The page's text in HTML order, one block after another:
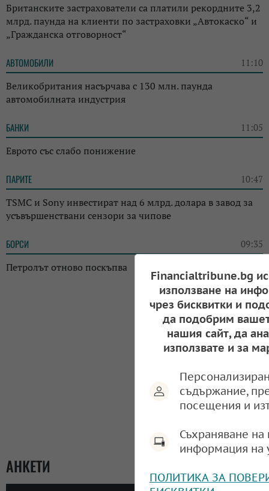
Британските застрахователи са платили рекордните 3,2
млрд. паунда на клиенти по застраховки „Автокаско“ и
„Гражданска отговорност“
АВТОМОБИЛИ 11:10
Великобритания насърчава с 130 млн. паунда
автомобилната индустрия
БАНКИ 11:05
Еврото със слабо понижение
ПАРИТЕ 10:47
TSMC и Sony инвестират над 6 млрд. долара в завод за
усъвършенствани сензори за чипове
БОРСИ 09:35
Петролът отново поскъпва
АНКЕТИ
Financialtribune.bg
използване на
чрез бисквитки и
да подобрим
нашия сайт, да
използвате и за
съдържание,
посещения и
Съхраняване
информация на
ПОЛИТИКА ЗА